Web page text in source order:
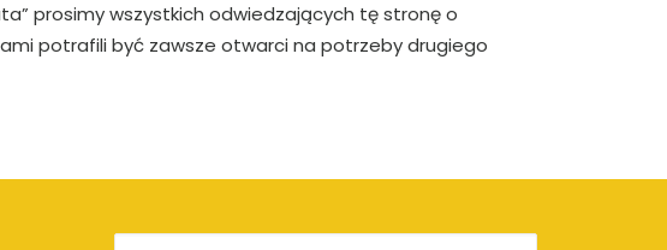
prosimy wszystkich odwiedzających tę stronę o
potrafili być zawsze otwarci na potrzeby drugiego